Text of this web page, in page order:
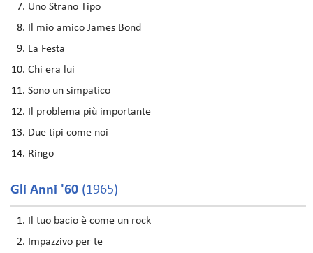
Uno Strano Tipo
Il mio amico James Bond
La Festa
Chi era lui
Sono un simpatico
Il problema più importante
Due tipi come noi
Ringo
Gli Anni '60 (1965)
Il tuo bacio è come un rock
Impazzivo per te